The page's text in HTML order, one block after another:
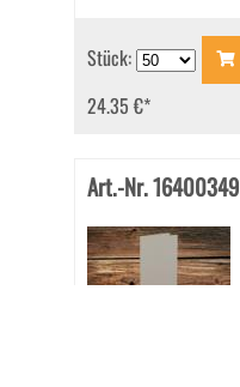
Stück:
24.35 €*
Art.-Nr. 16400349